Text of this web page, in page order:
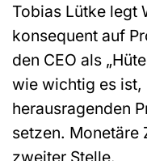
Tobias Lütke legt
konsequent auf
den CEO als
wie wichtig es ist,
herausragenden
setzen. Monetäre
zweiter Stelle.